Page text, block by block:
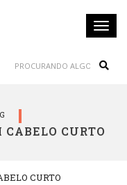
CURTO
CURTO